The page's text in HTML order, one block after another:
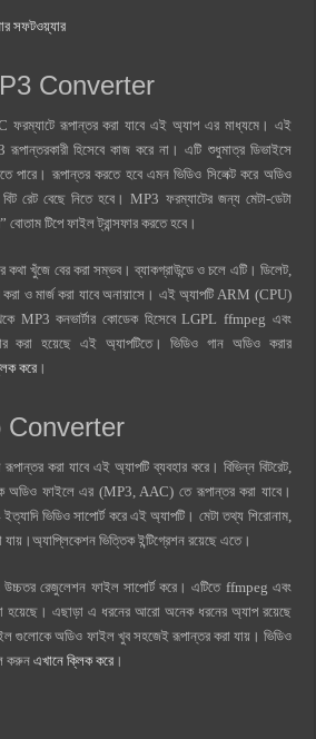
সফটওয়্যার
Converter
ফরম্যাটে রূপান্তর করা যাবে এই অ্যাপ এর মাধ্যমে। এই
হিসেবে কাজ করে না। এটি শুধুমাত্র ডিভাইসে
পারে। রূপান্তর করতে হবে এমন ভিডিও সিলেক্ট করে অডিও
রেট বেছে নিতে হবে। MP3 ফরম্যাটের জন্য মেটা-ডেটা
টিপে ফাইল ট্রান্সফার করতে হবে।
কথা খুঁজে বের করা সম্ভব। ব্যাকগ্রাউন্ডে ও চলে এটি। ডিলেট,
করা ও মার্জ করা যাবে অনায়াসে। এই অ্যাপটি ARM (CPU)
MP3 কনভার্টার কোডেক হিসেবে LGPL ffmpeg এবং
করা হয়েছে এই অ্যাপটিতে। ভিডিও গান অডিও করার
করে ।
Converter
করা যাবে এই অ্যাপটি ব্যবহার করে। বিভিন্ন বিটরেট,
অডিও ফাইলে এর (MP3, AAC) তে রূপান্তর করা যাবে।
ভিডিও সাপোর্ট করে এই অ্যাপটি। মেটা তথ্য শিরোনাম,
যায়।অ্যাপ্লিকেশন ভিত্তিক ইন্টিগ্রেশন রয়েছে এতে।
রেজুলেশন ফাইল সাপোর্ট করে। এটিতে ffmpeg এবং
হয়েছে। এছাড়া এ ধরনের আরো অনেক ধরনের অ্যাপ রয়েছে
গুলোকে অডিও ফাইল খুব সহজেই রূপান্তর করা যায়। ভিডিও
করুনএখানে ক্লিক করে ।